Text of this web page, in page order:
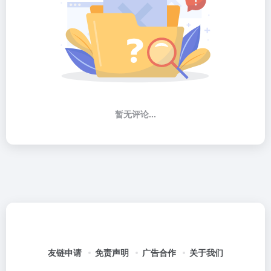
暂无评论...
友链申请 免责声明 广告合作 关于我们